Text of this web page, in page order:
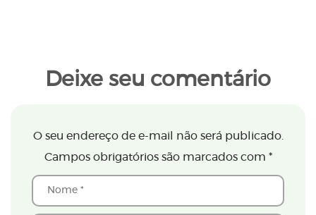
Deixe seu comentário
O seu endereço de e-mail não será publicado.
Campos obrigatórios são marcados com *